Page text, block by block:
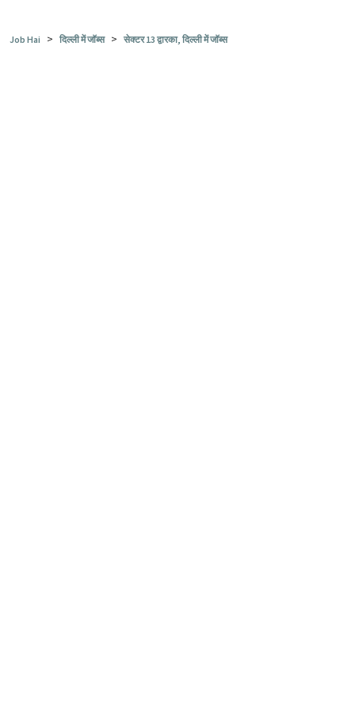
Job Hai > दिल्ली में जॉब्स > सेक्टर 13 द्वारका, दिल्ली में जॉब्स